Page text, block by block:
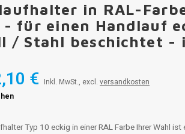
in RAL-
- für einen Handlauf
/ Stahl beschichtet -
€ Inkl. MwSt., excl. versandkosten
Typ 10 eckig in einer RAL Farbe Ihrer Wahl